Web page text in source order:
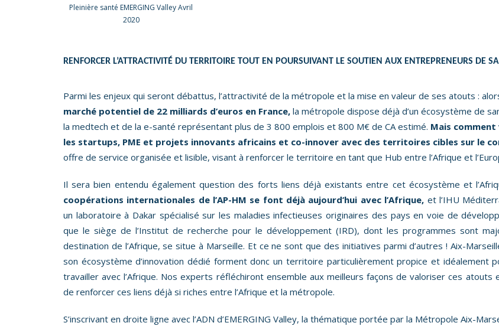
Pleinière santé EMERGING Valley Avril
2020
RENFORCER L’ATTRACTIVITÉ DU TERRITOIRE TOUT EN POURSUIVANT LE SOUTIEN AUX ENTREPRENEURS DE
Parmi les enjeux qui seront débattus, l’attractivité de la métropole et la mise en valeur de ses atouts :
marché potentiel de 22 milliards d’euros en France, la métropole dispose déjà d’un écosystème de
la medtech et de la e-santé représentant plus de 3 800 emplois et 800 M€ de CA estimé. Mais
les startups, PME et projets innovants africains et co-innover avec des territoires cibles sur le
offre de service organisée et lisible, visant à renforcer le territoire en tant que Hub entre l’Afrique et
Il sera bien entendu également question des forts liens déjà existants entre cet écosystème et
coopérations internationales de l’AP-HM se font déjà aujourd’hui avec l’Afrique, et l’IHU
un laboratoire à Dakar spécialisé sur les maladies infectieuses originaires des pays en voie de
que le siège de l’Institut de recherche pour le développement (IRD), dont les programmes sont
destination de l’Afrique, se situe à Marseille. Et ce ne sont que des initiatives parmi d’autres ! Aix-
son écosystème d’innovation dédié forment donc un territoire particulièrement propice et idéalement
travailler avec l’Afrique. Nos experts réfléchiront ensemble aux meilleurs façons de valoriser ces atouts
de renforcer ces liens déjà si riches entre l’Afrique et la métropole.
S’inscrivant en droite ligne avec l’ADN d’EMERGING Valley, la thématique portée par la Métropole Aix-